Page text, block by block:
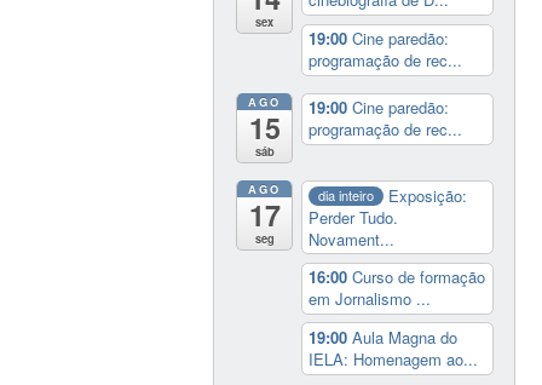
sex
19:00Cine paredão:
programação de rec...
AGO
15
sáb
19:00Cine paredão:
programação de rec...
AGO
17
seg
dia inteiro
Exposição:
Perder Tudo.
Novament...
16:00Curso de formação
em Jornalismo ...
19:00Aula Magna do
IELA: Homenagem ao...